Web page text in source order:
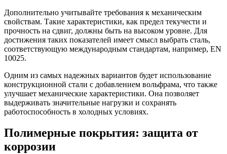
Дополнительно учитывайте требования к механическим
свойствам. Такие характеристики, как предел текучести и
прочность на сдвиг, должны быть на высоком уровне. Для
достижения таких показателей имеет смысл выбрать сталь,
соответствующую международным стандартам, например, EN
10025.
Одним из самых надежных вариантов будет использование
конструкционной стали с добавлением вольфрама, что также
улучшает механические характеристики. Она позволяет
выдерживать значительные нагрузки и сохранять
работоспособность в холодных условиях.
Полимерные покрытия: защита от
коррозии